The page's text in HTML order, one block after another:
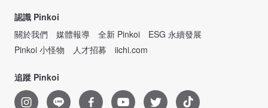
認識 Pinkoi
關於我們
媒體報導 全新 Pinkoi
ESG 永續發展
Pinkoi 小怪物
人才招募 iichi.com
追蹤 Pinkoi